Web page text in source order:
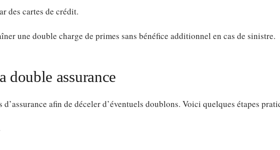
des cartes de crédit.
une double charge de primes sans bénéfice additionnel en cas de sinistre.
assurance
afin de déceler d’éventuels doublons. Voici quelques étapes